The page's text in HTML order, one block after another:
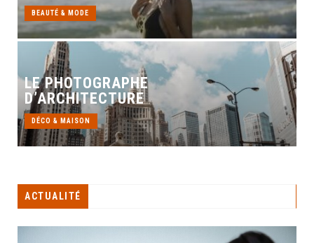
BEAUTÉ & MODE
LE PHOTOGRAPHE
D’ARCHITECTURE
DÉCO & MAISON
ACTUALITÉ